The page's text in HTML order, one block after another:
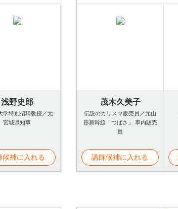
浅野史郎
学特別招聘教授／元
宮城県知事
候補に入れる
茂木久美子
伝説のカリスマ販売員／元山
形新幹線「つばさ」 車内販売
員
講師候補に入れる